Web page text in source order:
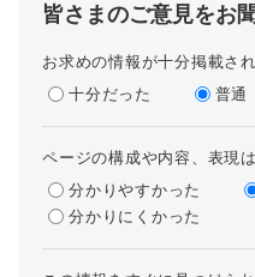
皆さまのご意見をお
お求めの情報が十分掲載さ
十分だった
普通
ページの構成や内容、表現
分かりやすかった
分かりにくかった